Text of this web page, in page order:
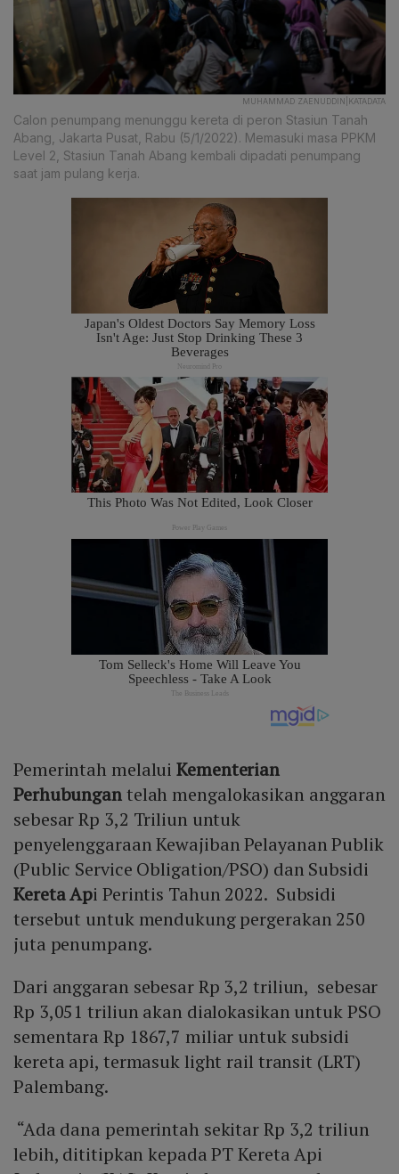
MUHAMMAD ZAENUDDIN|KATADATA
Calon penumpang menunggu kereta di peron Stasiun Tanah
Abang, Jakarta Pusat, Rabu (5/1/2022). Memasuki masa PPKM
Level 2, Stasiun Tanah Abang kembali dipadati penumpang
saat jam pulang kerja.
Pemerintah melaluiKementerian
Perhubungantelah mengalokasikan anggaran
sebesar Rp 3,2 Triliun untuk
penyelenggaraan Kewajiban Pelayanan Publik
(Public Service Obligation/PSO) dan Subsidi
Kereta Api Perintis Tahun 2022. Subsidi
tersebut untuk mendukung pergerakan 250
juta penumpang.
Dari anggaran sebesar Rp 3,2 triliun, sebesar
Rp 3,051 triliun akan dialokasikan untuk PSO
sementara Rp 1867,7 miliar untuk subsidi
kereta api, termasuk light rail transit (LRT)
Palembang.
“Ada dana pemerintah sekitar Rp 3,2 triliun
lebih, dititipkan kepada PT Kereta Api